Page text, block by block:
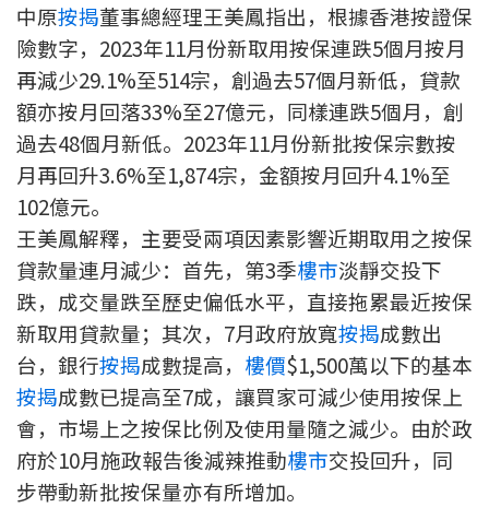
按揭工具
按揭計算
轉按計算
置業預算
供款年期計算
工商舖按揭計算
印花稅計算
免費物業估價
下載中心
中原按揭董事總經理王美鳳指出，根據香港按證保
險數字，2023年11月份新取用按保連跌5個月按月
再減少29.1%至514宗，創過去57個月新低，貸款
額亦按月回落33%至27億元，同樣連跌5個月，創
過去48個月新低。2023年11月份新批按保宗數按
月再回升3.6%至1,874宗，金額按月回升4.1%至
102億元。
王美鳳解釋，主要受兩項因素影響近期取用之按保
貸款量連月減少：首先，第3季樓市淡靜交投下
跌，成交量跌至歷史偏低水平，直接拖累最近按保
新取用貸款量；其次，7月政府放寬按揭成數出
台，銀行按揭成數提高， 樓價$1,500萬以下的基本
按揭成數已提高至7成，讓買家可減少使用按保上
會，市場上之按保比例及使用量隨之減少。由於政
府於10月施政報告後減辣推動樓市交投回升，同
步帶動新批按保量亦有所增加。